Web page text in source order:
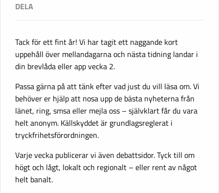
Tack för ett fint år! Vi har tagit ett naggande kort
uppehåll över mellandagarna och nästa tidning landar i
din brevlåda eller app vecka 2.
Passa gärna på att tänk efter vad just du vill läsa om. Vi
behöver er hjälp att nosa upp de bästa nyheterna från
länet, ring, smsa eller mejla oss – självklart får du vara
helt anonym. Källskyddet är grundlagsreglerat i
tryckfrihetsförordningen.
Varje vecka publicerar vi även debattsidor. Tyck till om
högt och lågt, lokalt och regionalt – eller rent av något
helt banalt.